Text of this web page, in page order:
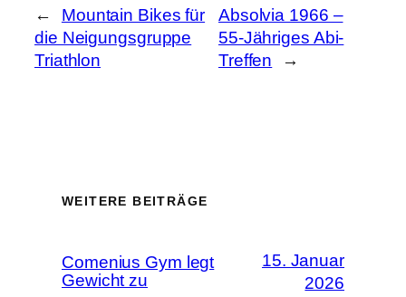
←
Mountain Bikes für
die Neigungsgruppe
Triathlon
Absolvia 1966 –
55-Jähriges Abi-
Treffen
→
WEITERE BEITRÄGE
Comenius Gym legt
Gewicht zu
15. Januar
2026